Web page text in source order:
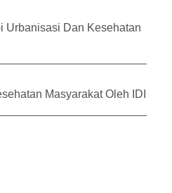
Urbanisasi Dan Kesehatan
Masyarakat Oleh IDI